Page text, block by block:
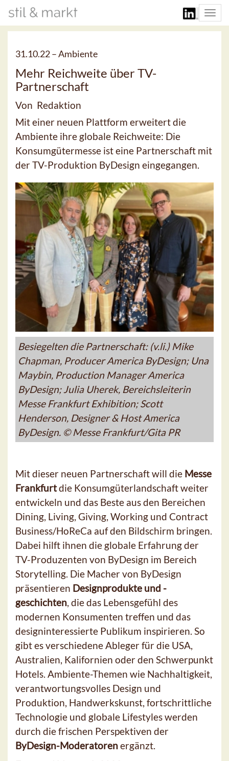
31.10.22 –Ambiente
Mehr Reichweite über TV-
Partnerschaft
Von Redaktion
Mit einer neuen Plattform erweitert die
Ambiente ihre globale Reichweite: Die
Konsumgütermesse ist eine Partnerschaft mit
der TV-Produktion ByDesign eingegangen.
Besiegelten die Partnerschaft: (v.li.) Mike
Chapman, Producer America ByDesign; Una
Maybin, Production Manager America
ByDesign; Julia Uherek, Bereichsleiterin
Messe Frankfurt Exhibition; Scott
Henderson, Designer & Host America
ByDesign. © Messe Frankfurt/Gita PR
Mit dieser neuen Partnerschaft will die Messe
Frankfurtdie Konsumgüterlandschaft weiter
entwickeln und das Beste aus den Bereichen
Dining, Living, Giving, Working und Contract
Business/HoReCa auf den Bildschirm bringen.
Dabei hilft ihnen die globale Erfahrung der
TV-Produzenten von ByDesign im Bereich
Storytelling. Die Macher von ByDesign
präsentieren Designprodukte und -
geschichten , die das Lebensgefühl des
modernen Konsumenten treffen und das
designinteressierte Publikum inspirieren. So
gibt es verschiedene Ableger für die USA,
Australien, Kalifornien oder den Schwerpunkt
Hotels. Ambiente-Themen wie Nachhaltigkeit,
verantwortungsvolles Design und
Produktion, Handwerkskunst, fortschrittliche
Technologie und globale Lifestyles werden
durch die frischen Perspektiven der
ByDesign-Moderatorenergänzt.